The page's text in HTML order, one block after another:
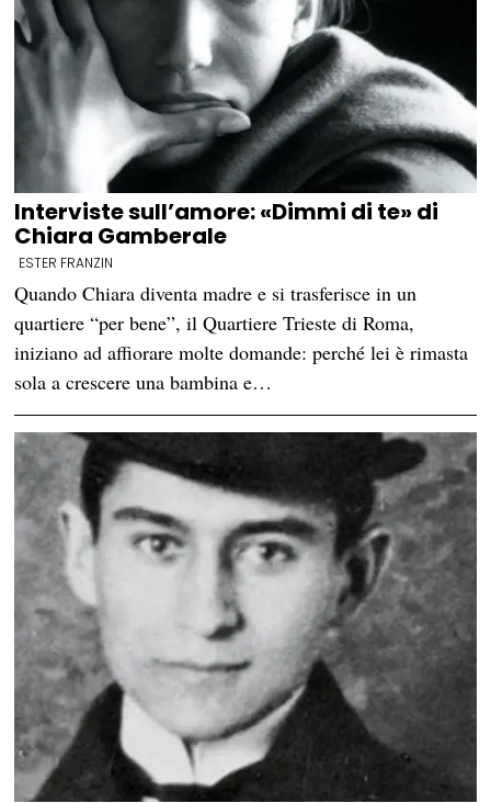
Interviste sull’amore: «Dimmi di te» di
Chiara Gamberale
ESTER FRANZIN
Quando Chiara diventa madre e si trasferisce in un
quartiere “per bene”, il Quartiere Trieste di Roma,
iniziano ad affiorare molte domande: perché lei è rimasta
sola a crescere una bambina e…